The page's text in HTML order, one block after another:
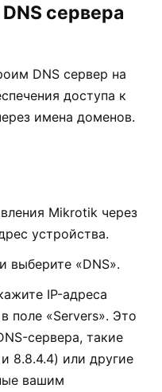
сервера
DNS сервер на
доступа к
имена доменов.
Mikrotik через
устройства.
выберите «DNS».
IP-адреса
поле «Servers». Это
сервера, такие
8.8.4.4) или другие
вашим